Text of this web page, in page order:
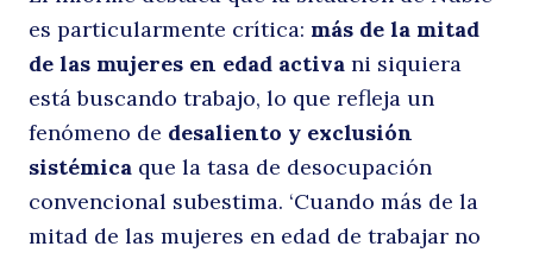
es particularmente crítica: más de la mitad
de las mujeres en edad activa ni siquiera
está buscando trabajo, lo que refleja un
fenómeno de desaliento y exclusión
sistémica que la tasa de desocupación
convencional subestima. ‘Cuando más de la
mitad de las mujeres en edad de trabajar no